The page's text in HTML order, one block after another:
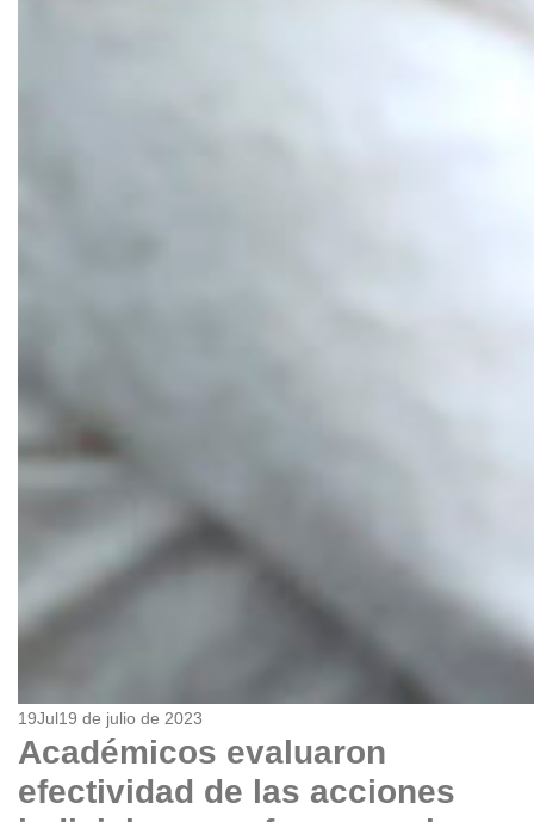
19Jul19 de julio de 2023
Académicos evaluaron
efectividad de las acciones